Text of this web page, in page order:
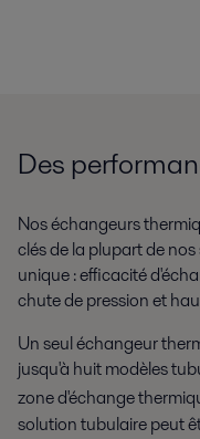
Des
Nos échangeurs
clés de la plupart de
unique : efficacité
chute de pression et
Un seul échangeur
jusqu'à huit modèles
zone d'échange
solution tubulaire peut